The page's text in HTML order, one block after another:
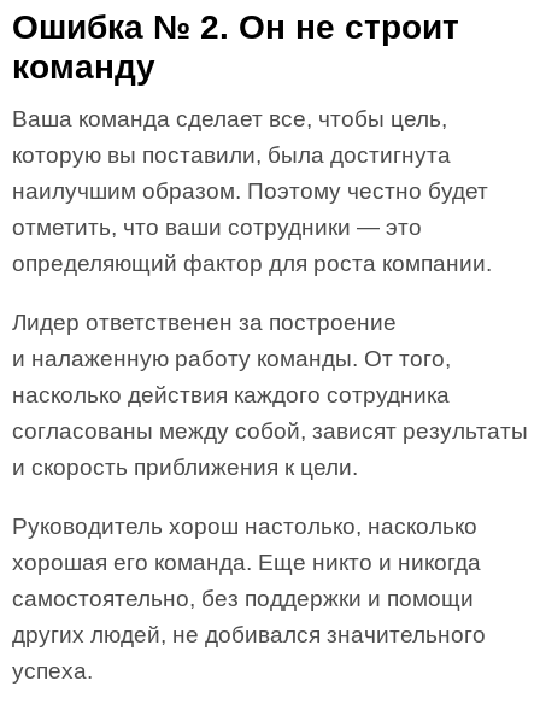
Ошибка № 2. Он не строит
команду
Ваша команда сделает все, чтобы цель,
которую вы поставили, была достигнута
наилучшим образом. Поэтому честно будет
отметить, что ваши сотрудники — это
определяющий фактор для роста компании.
Лидер ответственен за построение
и налаженную работу команды. От того,
насколько действия каждого сотрудника
согласованы между собой, зависят результаты
и скорость приближения к цели.
Руководитель хорош настолько, насколько
хорошая его команда. Еще никто и никогда
самостоятельно, без поддержки и помощи
других людей, не добивался значительного
успеха.